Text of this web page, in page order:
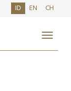
ID EN CH